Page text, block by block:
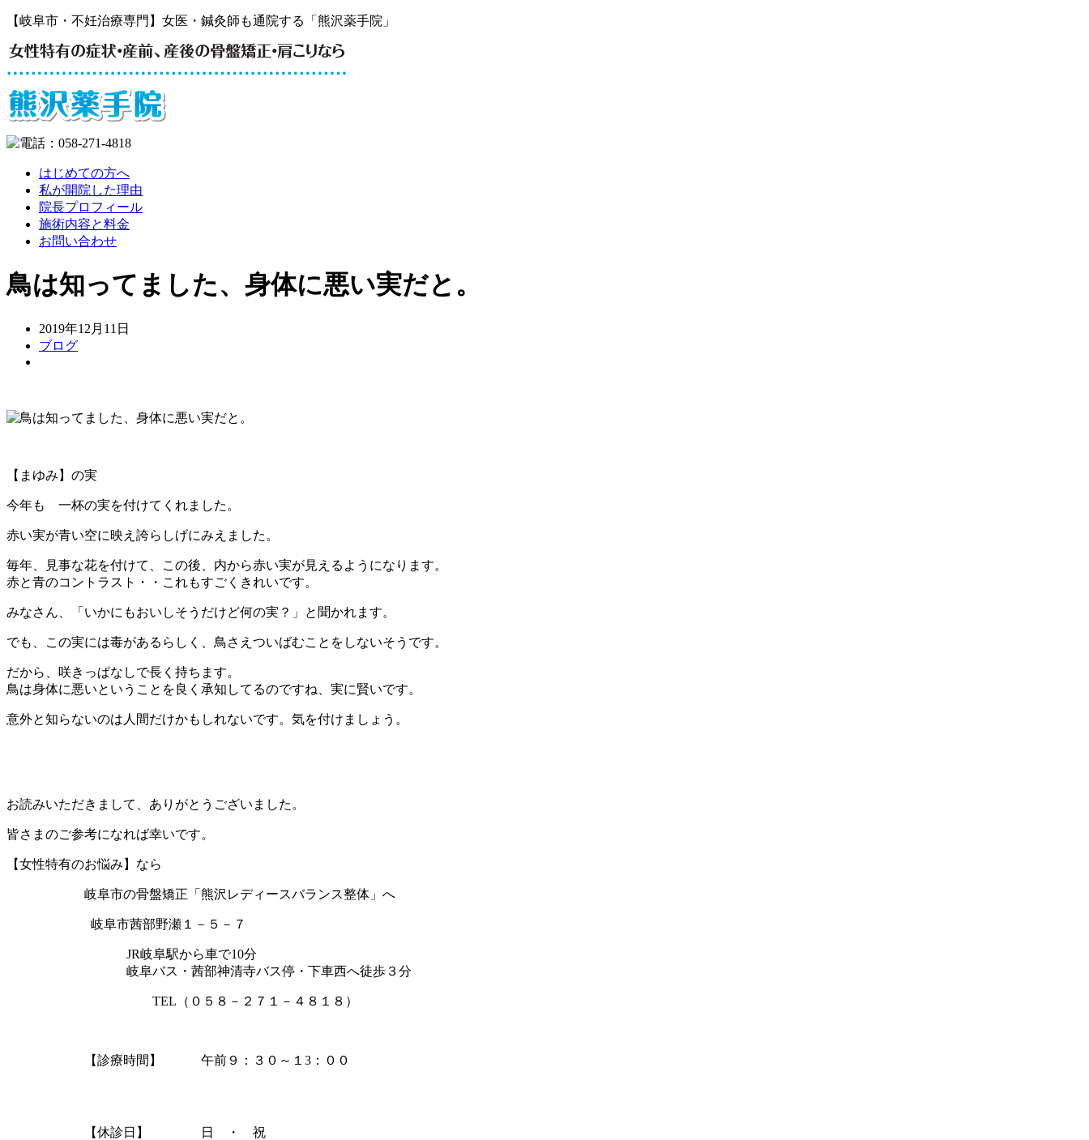
【岐阜市・不妊治療専門】女医・鍼灸師も通院する「熊沢薬手院」
はじめての方へ
私が開院した理由
院長プロフィール
施術内容と料金
お問い合わせ
鳥は知ってました、身体に悪い実だと。
2019年12月11日
ブログ
【まゆみ】の実
今年も 一杯の実を付けてくれました。
赤い実が青い空に映え誇らしげにみえました。
毎年、見事な花を付けて、この後、内から赤い実が見えるようになります。
赤と青のコントラスト・・これもすごくきれいです。
みなさん、「いかにもおいしそうだけど何の実？」と聞かれます。
でも、この実には毒があるらしく、鳥さえついばむことをしないそうです。
だから、咲きっぱなしで長く持ちます。
鳥は身体に悪いということを良く承知してるのですね、実に賢いです。
意外と知らないのは人間だけかもしれないです。気を付けましょう。
お読みいただきまして、ありがとうございました。
皆さまのご参考になれば幸いです。
【女性特有のお悩み】なら
岐阜市の骨盤矯正「熊沢レディースバランス整体」へ
岐阜市茜部野瀬１－５－７
JR岐阜駅から車で10分
岐阜バス・茜部神清寺バス停・下車西へ徒歩３分
TEL（０５８－２７１－４８１８）
【診療時間】 午前９：３０～１3：００
【休診日】 日 ・ 祝